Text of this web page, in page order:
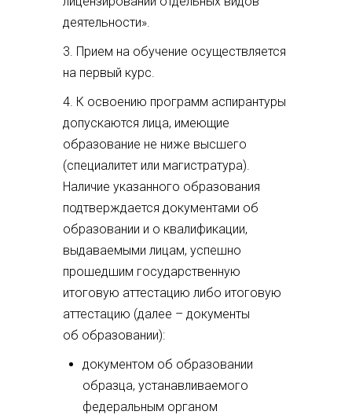
деятельности».
3. Прием на обучение осуществляется
на первый курс.
4. К освоению программ аспирантуры
допускаются лица, имеющие
образование не ниже высшего
(специалитет или магистратура).
Наличие указанного образования
подтверждается документами об
образовании и о квалификации,
выдаваемыми лицам, успешно
прошедшим государственную
итоговую аттестацию либо итоговую
аттестацию (далее – документы
об образовании):
документом об образовании
образца, устанавливаемого
федеральным органом